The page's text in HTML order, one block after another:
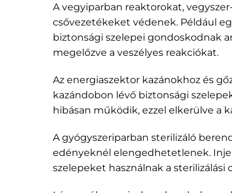
A vegyiparban reaktorokat,
csővezetékeket védenek. Például
biztonsági szelepei gondoskodnak
megelőzve a veszélyes reakciókat.
Az energiaszektor kazánokhoz és
kazándobon lévő biztonsági
hibásan működik, ezzel elkerülve a
A gyógyszeriparban sterilizáló
edényeknél elengedhetetlenek.
szelepeket használnak a